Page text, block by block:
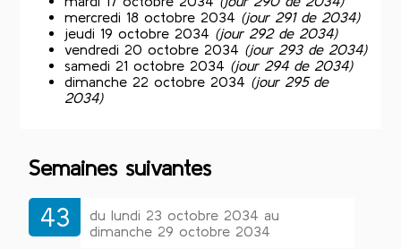
mercredi 18 octobre 2034 (jour 291 de 2034)
jeudi 19 octobre 2034 (jour 292 de 2034)
vendredi 20 octobre 2034 (jour 293 de 2034)
samedi 21 octobre 2034 (jour 294 de 2034)
dimanche 22 octobre 2034 (jour 295 de
2034)
Semaines suivantes
43
du lundi 23 octobre 2034 au
dimanche 29 octobre 2034